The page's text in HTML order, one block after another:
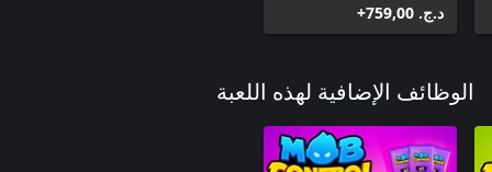
د.ج.‏ 759,00+
الوظائف الإضافية لهذه اللعبة